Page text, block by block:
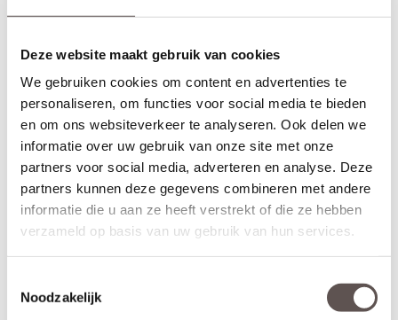
Deze website maakt gebruik van cookies
We gebruiken cookies om content en advertenties te
personaliseren, om functies voor social media te bieden
en om ons websiteverkeer te analyseren. Ook delen we
informatie over uw gebruik van onze site met onze
partners voor social media, adverteren en analyse. Deze
partners kunnen deze gegevens combineren met andere
informatie die u aan ze heeft verstrekt of die ze hebben
verzameld op basis van uw gebruik van hun services.
Noodzakelijk
Deurlijst Modern 57 x 15 mm is grenen afgelakt in RAL9010. Een
set is geschikt voor één zijde van de deur en al in verstek